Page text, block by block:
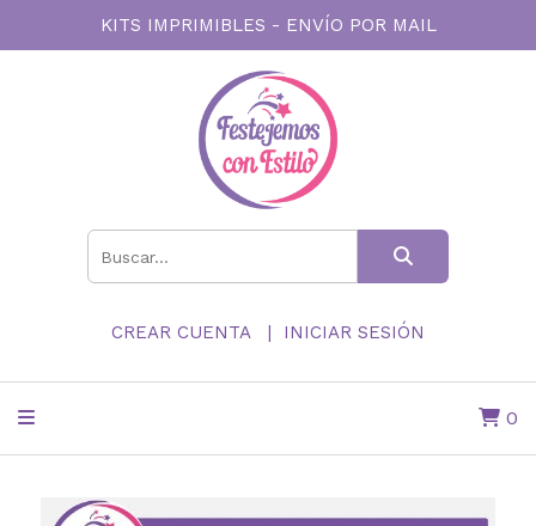
KITS IMPRIMIBLES - ENVÍO POR MAIL
CREAR CUENTA INICIAR SESIÓN
0